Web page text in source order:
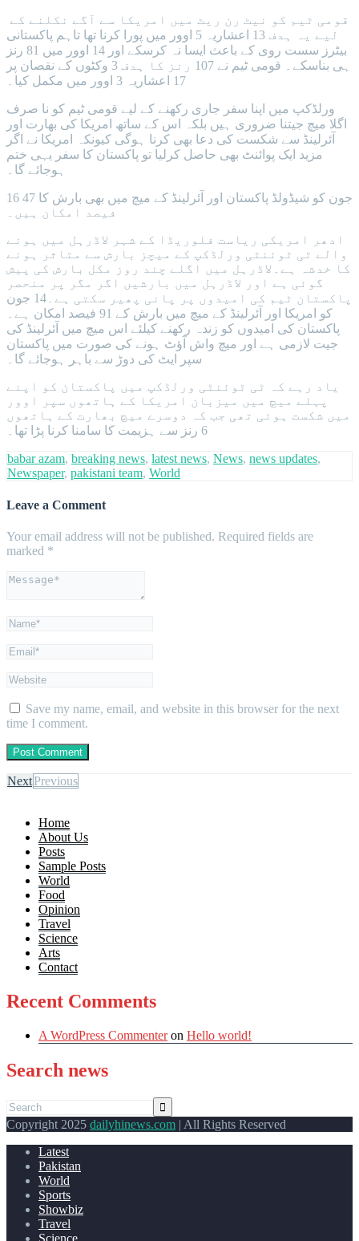
لیے یہ ہدف 13 اعشاریہ 5 اوور میں پورا کرنا تھا تاہم پاکستانی
بیٹرز سست روی کے باعث ایسا نہ کرسکے اور 14 اوور میں 81 رنز
ہی بناسکے۔ قومی ٹیم نے 107 رنز کا ہدف 3 وکٹوں کے نقصان پر
17 اعشاریہ 3 اوور میں مکمل کیا۔
ورلڈکپ میں اپنا سفر جاری رکھنے کے لیے قومی ٹیم کو نا صرف
اگلا میچ جیتنا ضروری ہیں بلکہ اس کے ساتھ امریکا کی بھارت اور
آئرلینڈ سے شکست کی دعا بھی کرنا ہوگی کیونکہ امریکا نے اگر
مزید ایک پوائنٹ بھی حاصل کرلیا تو پاکستان کا سفر یہی ختم
ہوجائے گا۔
16 جون کو شیڈولڈ پاکستان اور آئرلینڈ کے میچ میں بھی بارش کا 47
فیصد امکان ہیں۔
ادھر امریکی ریاست فلوریڈا کے شہر لاڈرہل میں ہونے
والے ٹی ٹوئنٹی ورلڈکپ کے میچز بارش سے متاثر ہونے
کا خدشہ ہے۔لاڈرہل میں اگلے چند روز مکل بارش کی پیش
گوئی ہے اور لاڈرہل میں بارشیں اگر مگر پر منحصر
پاکستان ٹیم کی امیدوں پر پانی پھیر سکتی ہے۔14 جون
کو امریکا اور آئرلینڈ کے میچ میں بارش کے 91 فیصد امکان ہے۔
پاکستان کی امیدوں کو زندہ رکھنے کیلئے اس میچ میں آئرلینڈ کی
جیت لازمی ہے اور میچ واش آؤٹ ہونے کی صورت میں پاکستان
سپر ایٹ کی دوڑ سے باہر ہوجائے گا۔
یاد رہے کہ ٹی ٹوئنٹی ورلڈکپ میں پاکستان کو اپنے
پہلے میچ میں میزبان امریکا کے ہاتھوں سپر اوور
میں شکست ہوئی تھی جب کہ دوسرے میچ بھارت کے ہاتھوں
6 رنز سے ہزیمت کا سامنا کرنا پڑا تھا۔
babar azam, breaking news, latest news, News, news updates,
Newspaper, pakistani team, World
Leave a Comment
Your email address will not be published. Required fields are
marked *
Save my name, email, and website in this browser for the next
time I comment.
NextPrevious
Home
About Us
Posts
Sample Posts
World
Food
Opinion
Travel
Science
Arts
Contact
Recent Comments
A WordPress Commenteron Hello world!
Search news
Copyright 2025 dailyhinews.com | All Rights Reserved
Latest
Pakistan
World
Sports
Showbiz
Travel
Science